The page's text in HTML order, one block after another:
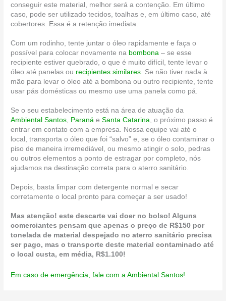
conseguir este material, melhor será a contenção. Em último
caso, pode ser utilizado tecidos, toalhas e, em último caso, até
cobertores. Essa é a retenção imediata.
Com um rodinho, tente juntar o óleo rapidamente e faça o
possível para colocar novamente na bombona – se esse
recipiente estiver quebrado, o que é muito difícil, tente levar o
óleo até panelas ou recipientes similares. Se não tiver nada à
mão para levar o óleo até a bombona ou outro recipiente, tente
usar pás domésticas ou mesmo use uma panela como pá.
Se o seu estabelecimento está na área de atuação da
Ambiental Santos, Paraná eSanta Catarina, o próximo passo é
entrar em contato com a empresa. Nossa equipe vai até o
local, transporta o óleo que foi “salvo” e, se o óleo contaminar o
piso de maneira irremediável, ou mesmo atingir o solo, pedras
ou outros elementos a ponto de estragar por completo, nós
ajudamos na destinação correta para o aterro sanitário.
Depois, basta limpar com detergente normal e secar
corretamente o local pronto para começar a ser usado!
Mas atenção! este descarte vai doer no bolso! Alguns
comerciantes pensam que apenas o preço de R$150 por
tonelada de material despejado no aterro sanitário precisa
ser pago, mas o transporte deste material contaminado até
o local custa, em média, R$1.100!
Em caso de emergência, fale com a Ambiental Santos!